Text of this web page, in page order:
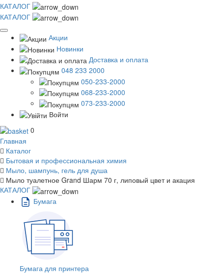
КАТАЛОГ
КАТАЛОГ
Акции
Новинки
Доставка и оплата
048 233 2000
050-233-2000
068-233-2000
073-233-2000
Войти
0
Главная
Каталог
Бытовая и профессиональная химия
Мыло, шампунь, гель для душа
Мыло туалетное Grand Шарм 70 г, липовый цвет и акация
КАТАЛОГ
Бумага
Бумага для принтера